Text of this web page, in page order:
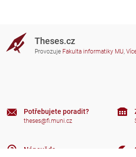
Theses.cz
Provozuje Fakulta informatiky MU,
Potřebujete poradit?
theses@fi.muni.cz
Nápověda